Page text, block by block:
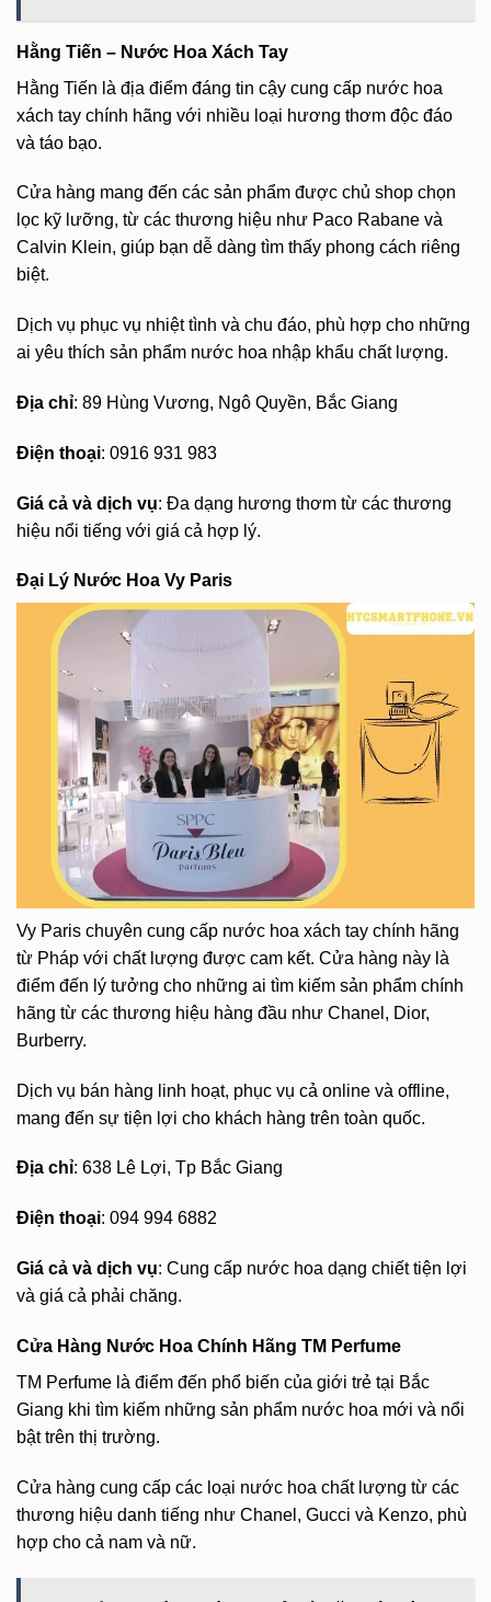
Hằng Tiến – Nước Hoa Xách Tay
Hằng Tiến là địa điểm đáng tin cậy cung cấp nước hoa
xách tay chính hãng với nhiều loại hương thơm độc đáo
và táo bạo.
Cửa hàng mang đến các sản phẩm được chủ shop chọn
lọc kỹ lưỡng, từ các thương hiệu như Paco Rabane và
Calvin Klein, giúp bạn dễ dàng tìm thấy phong cách riêng
biệt.
Dịch vụ phục vụ nhiệt tình và chu đáo, phù hợp cho những
ai yêu thích sản phẩm nước hoa nhập khẩu chất lượng.
Địa chỉ: 89 Hùng Vương, Ngô Quyền, Bắc Giang
Điện thoại: 0916 931 983
Giá cả và dịch vụ: Đa dạng hương thơm từ các thương
hiệu nổi tiếng với giá cả hợp lý.
Đại Lý Nước Hoa Vy Paris
Vy Paris chuyên cung cấp nước hoa xách tay chính hãng
từ Pháp với chất lượng được cam kết. Cửa hàng này là
điểm đến lý tưởng cho những ai tìm kiếm sản phẩm chính
hãng từ các thương hiệu hàng đầu như Chanel, Dior,
Burberry.
Dịch vụ bán hàng linh hoạt, phục vụ cả online và offline,
mang đến sự tiện lợi cho khách hàng trên toàn quốc.
Địa chỉ: 638 Lê Lợi, Tp Bắc Giang
Điện thoại: 094 994 6882
Giá cả và dịch vụ: Cung cấp nước hoa dạng chiết tiện lợi
và giá cả phải chăng.
Cửa Hàng Nước Hoa Chính Hãng TM Perfume
TM Perfume là điểm đến phổ biến của giới trẻ tại Bắc
Giang khi tìm kiếm những sản phẩm nước hoa mới và nổi
bật trên thị trường.
Cửa hàng cung cấp các loại nước hoa chất lượng từ các
thương hiệu danh tiếng như Chanel, Gucci và Kenzo, phù
hợp cho cả nam và nữ.